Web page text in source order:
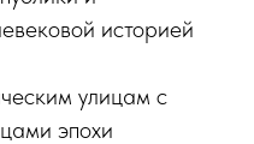
историей
улицам с
эпохи